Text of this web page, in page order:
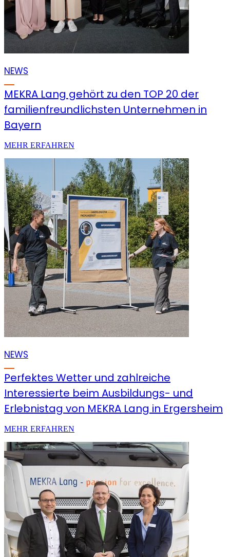
NEWS
MEKRA Lang gehört zu den TOP 20 der
familienfreundlichsten Unternehmen in
Bayern
MEHR ERFAHREN
NEWS
Perfektes Wetter und zahlreiche
Interessierte beim Ausbildungs- und
Erlebnistag von MEKRA Lang in Ergersheim
MEHR ERFAHREN